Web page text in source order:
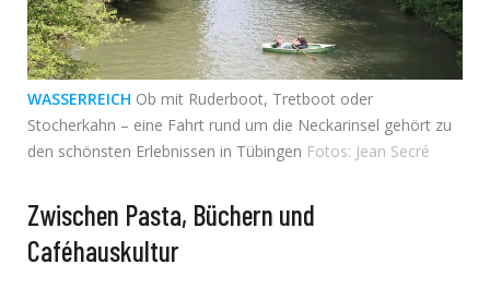
WASSERREICH Ob mit Ruderboot, Tretboot oder
Stocherkahn – eine Fahrt rund um die Neckarinsel gehört zu
den schönsten Erlebnissen in Tübingen Fotos: Jean Secré
Zwischen Pasta, Büchern und
Caféhauskultur